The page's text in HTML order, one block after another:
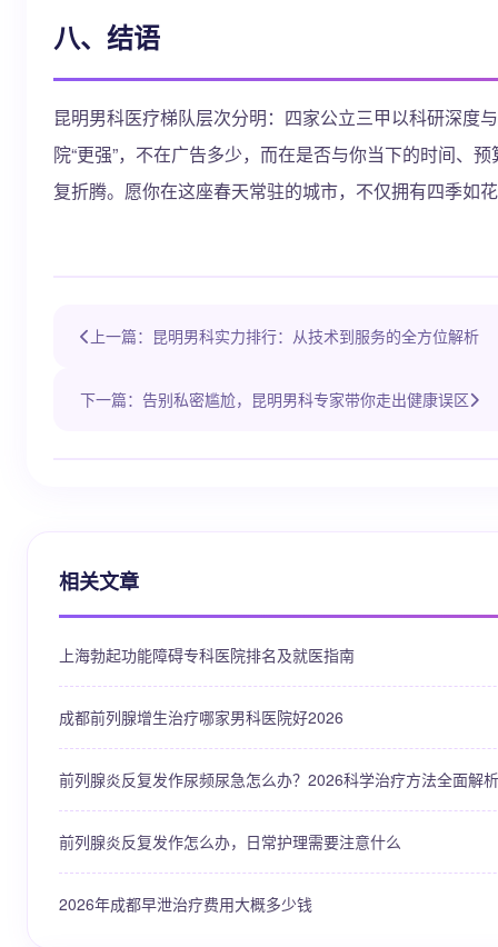
八、结语
昆明男科医疗梯队层次分明：四家公立三甲以科研深度
院“更强”，不在广告多少，而在是否与你当下的时间、
复折腾。愿你在这座春天常驻的城市，不仅拥有四季如
上一篇：昆明男科实力排行：从技术到服务的全方位解析
下一篇：告别私密尴尬，昆明男科专家带你走出健康误区
相关文章
上海勃起功能障碍专科医院排名及就医指南
成都前列腺增生治疗哪家男科医院好2026
前列腺炎反复发作尿频尿急怎么办？2026科学治疗方法全面解析
前列腺炎反复发作怎么办，日常护理需要注意什么
2026年成都早泄治疗费用大概多少钱